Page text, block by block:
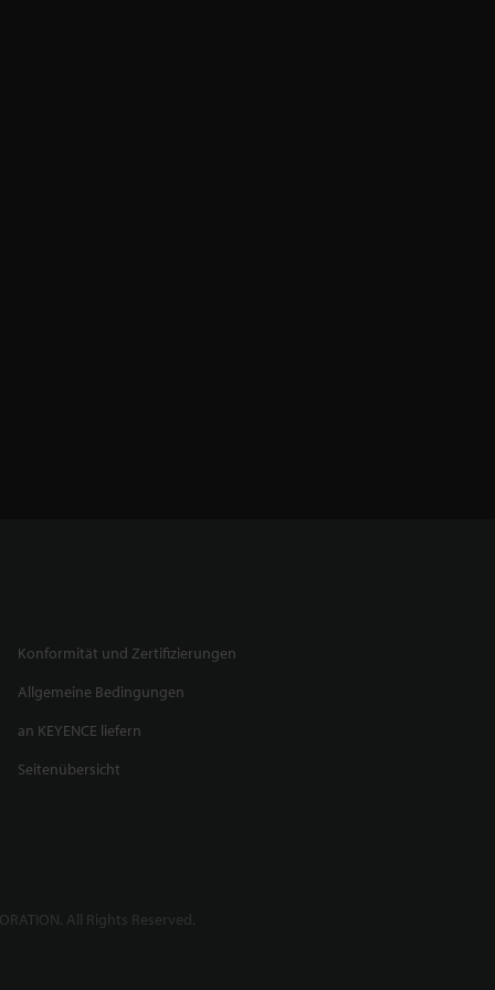
Konformität und Zertifizierungen
Allgemeine Bedingungen
an KEYENCE liefern
Seitenübersicht
All Rights Reserved.